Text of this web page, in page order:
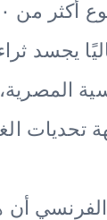
مشيرًا إلى أن تنوع
ثراء
في
الغد.
أن هذا